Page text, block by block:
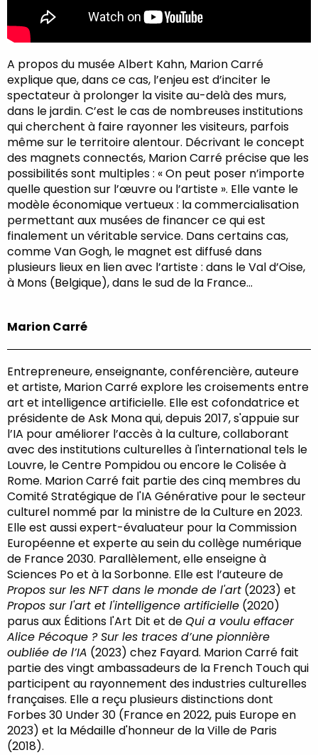
A propos du musée Albert Kahn, Marion Carré
explique que, dans ce cas, l’enjeu est d’inciter le
spectateur à prolonger la visite au-delà des murs,
dans le jardin. C’est le cas de nombreuses institutions
qui cherchent à faire rayonner les visiteurs, parfois
même sur le territoire alentour. Décrivant le concept
des magnets connectés, Marion Carré précise que les
possibilités sont multiples : « On peut poser n’importe
quelle question sur l’œuvre ou l’artiste ». Elle vante le
modèle économique vertueux : la commercialisation
permettant aux musées de financer ce qui est
finalement un véritable service. Dans certains cas,
comme Van Gogh, le magnet est diffusé dans
plusieurs lieux en lien avec l’artiste : dans le Val d’Oise,
à Mons (Belgique), dans le sud de la France…
Marion Carré
Entrepreneure, enseignante, conférencière, auteure
et artiste, Marion Carré explore les croisements entre
art et intelligence artificielle. Elle est cofondatrice et
présidente de Ask Mona qui, depuis 2017, s'appuie sur
l’IA pour améliorer l’accès à la culture, collaborant
avec des institutions culturelles à l'international tels le
Louvre, le Centre Pompidou ou encore le Colisée à
Rome. Marion Carré fait partie des cinq membres du
Comité Stratégique de l'IA Générative pour le secteur
culturel nommé par la ministre de la Culture en 2023.
Elle est aussi expert-évaluateur pour la Commission
Européenne et experte au sein du collège numérique
de France 2030. Parallèlement, elle enseigne à
Sciences Po et à la Sorbonne. Elle est l’auteure de
Propos sur les NFT dans le monde de l'art (2023) et
Propos sur l'art et l'intelligence artificielle (2020)
parus aux Éditions l'Art Dit et deQui a voulu effacer
Alice Pécoque ? Sur les traces d’une pionnière
oubliée de l’IA (2023) chez Fayard. Marion Carré fait
partie des vingt ambassadeurs de la French Touch qui
participent au rayonnement des industries culturelles
françaises. Elle a reçu plusieurs distinctions dont
Forbes 30 Under 30 (France en 2022, puis Europe en
2023) et la Médaille d'honneur de la Ville de Paris
(2018).